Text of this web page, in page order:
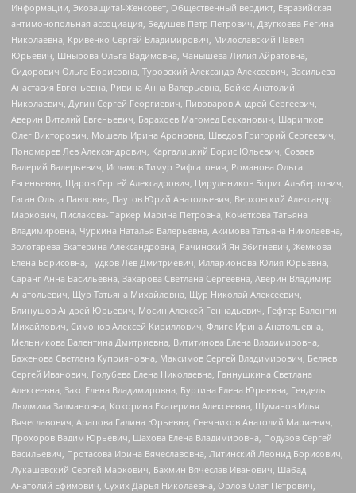
Информации, Экозащита!-Женсовет, Общественный вердикт, Евразийская
антимонопольная ассоциация, Бедушев Петр Петрович, Дзугкоева Регина
Николаевна, Кривенко Сергей Владимирович, Милославский Павел
Юрьевич, Шнырова Ольга Вадимовна, Чанышева Лилия Айратовна,
Сидорович Ольга Борисовна, Туровский Александр Алексеевич, Васильева
Анастасия Евгеньевна, Ривина Анна Валерьевна, Бойко Анатолий
Николаевич, Дугин Сергей Георгиевич, Пивоваров Андрей Сергеевич,
Аверин Виталий Евгеньевич, Барахоев Магомед Бекханович, Шарипков
Олег Викторович, Мошель Ирина Ароновна, Шведов Григорий Сергеевич,
Пономарев Лев Александрович, Каргалицкий Борис Юльевич, Созаев
Валерий Валерьевич, Исламов Тимур Рифгатович, Романова Ольга
Евгеньевна, Щаров Сергей Алексадрович, Цирульников Борис Альбертович,
Гасан Ольга Павловна, Паутов Юрий Анатольевич, Верховский Александр
Маркович, Пислакова-Паркер Марина Петровна, Кочеткова Татьяна
Владимировна, Чуркина Наталья Валерьевна, Акимова Татьяна Николаевна,
Золотарева Екатерина Александровна, Рачинский Ян Збигневич, Жемкова
Елена Борисовна, Гудков Лев Дмитриевич, Илларионова Юлия Юрьевна,
Саранг Анна Васильевна, Захарова Светлана Сергеевна, Аверин Владимир
Анатольевич, Щур Татьяна Михайловна, Щур Николай Алексеевич,
Блинушов Андрей Юрьевич, Мосин Алексей Геннадьевич, Гефтер Валентин
Михайлович, Симонов Алексей Кириллович, Флиге Ирина Анатольевна,
Мельникова Валентина Дмитриевна, Вититинова Елена Владимировна,
Баженова Светлана Куприяновна, Максимов Сергей Владимирович, Беляев
Сергей Иванович, Голубева Елена Николаевна, Ганнушкина Светлана
Алексеевна, Закс Елена Владимировна, Буртина Елена Юрьевна, Гендель
Людмила Залмановна, Кокорина Екатерина Алексеевна, Шуманов Илья
Вячеславович, Арапова Галина Юрьевна, Свечников Анатолий Мариевич,
Прохоров Вадим Юрьевич, Шахова Елена Владимировна, Подузов Сергей
Васильевич, Протасова Ирина Вячеславовна, Литинский Леонид Борисович,
Лукашевский Сергей Маркович, Бахмин Вячеслав Иванович, Шабад
Анатолий Ефимович, Сухих Дарья Николаевна, Орлов Олег Петрович,